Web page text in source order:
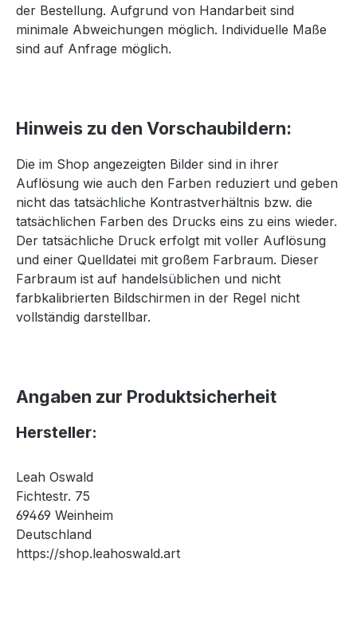
der Bestellung. Aufgrund von Handarbeit sind
minimale Abweichungen möglich. Individuelle Maße
sind auf Anfrage möglich.
Hinweis zu den Vorschaubildern:
Die im Shop angezeigten Bilder sind in ihrer
Auflösung wie auch den Farben reduziert und geben
nicht das tatsächliche Kontrastverhältnis bzw. die
tatsächlichen Farben des Drucks eins zu eins wieder.
Der tatsächliche Druck erfolgt mit voller Auflösung
und einer Quelldatei mit großem Farbraum. Dieser
Farbraum ist auf handelsüblichen und nicht
farbkalibrierten Bildschirmen in der Regel nicht
vollständig darstellbar.
Angaben zur Produktsicherheit
Hersteller:
Leah Oswald
Fichtestr. 75
69469 Weinheim
Deutschland
https://shop.leahoswald.art